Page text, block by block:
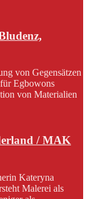
von Gegensätzen
Egbowons
von Materialien
/ MAK
Kateryna
Malerei als